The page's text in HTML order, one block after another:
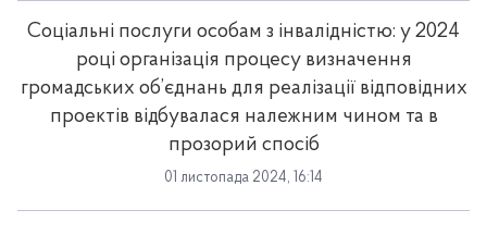
Соціальні послуги особам з інвалідністю: у 2024
році організація процесу визначення
громадських об’єднань для реалізації відповідних
проектів відбувалася належним чином та в
прозорий спосіб
01 листопада 2024, 16:14